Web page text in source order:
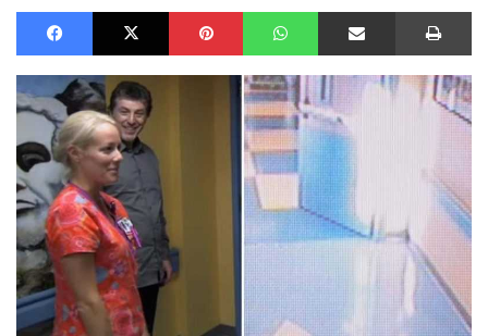
Facebook X Pinterest WhatsApp E-Posta ile paylaş